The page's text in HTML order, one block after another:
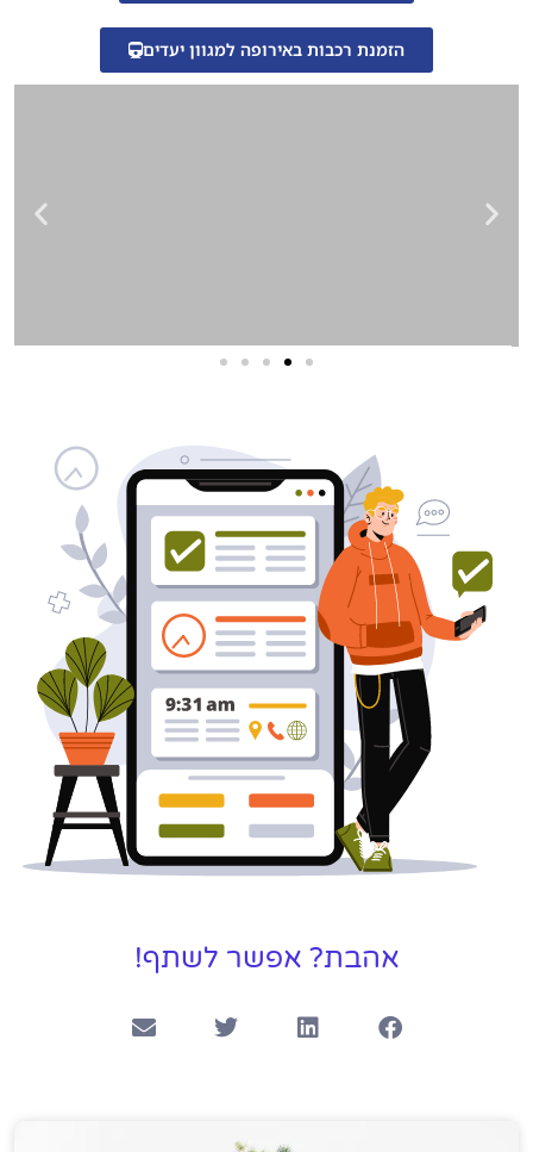
הזמנת רכבות באירופה למגוון יעדים
בעל/ת עסק? סוכנות ניהול מוניטין
לקידום, שיווק ופרסום באינטרנט
כאן עבורך!
לפרטים
אהבת? אפשר לשתף!